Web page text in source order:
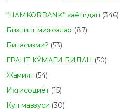
“HAMKORBANK” ҳаётидан (346)
Бизнинг мижозлар (87)
Биласизми? (53)
ГРАНТ КЎМАГИ БИЛАН (50)
Жамият (54)
Иқтисодиёт (15)
Кун мавзуси (30)